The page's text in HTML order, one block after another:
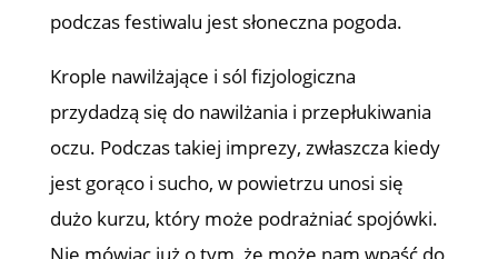
podczas festiwalu jest słoneczna pogoda.
Krople nawilżające i sól fizjologiczna
przydadzą się do nawilżania i przepłukiwania
oczu. Podczas takiej imprezy, zwłaszcza kiedy
jest gorąco i sucho, w powietrzu unosi się
dużo kurzu, który może podrażniać spojówki.